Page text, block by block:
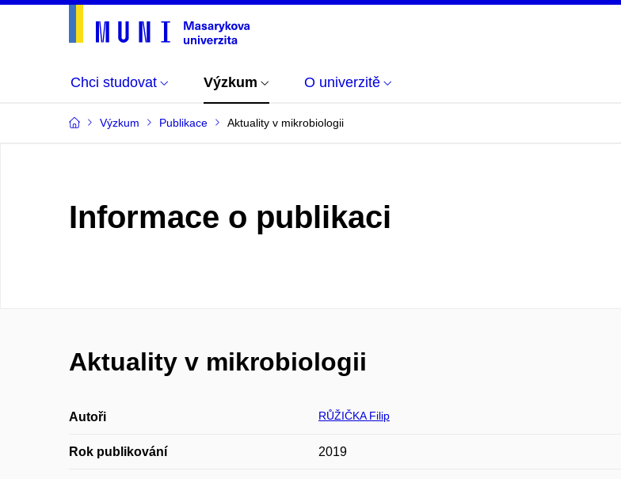
Chci studovat Výzkum O univerzitě
Výzkum Publikace Aktuality v mikrobiologii
Informace o publikaci
Aktuality v mikrobiologii
Autoři RŮŽIČKA Filip
Rok publikování 2019